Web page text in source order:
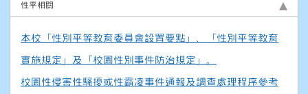
性平相關
本校「性別平等教育委員會設置要點」、「性別平等教育
實施規定」及「校園性別事件防治規定」。
校園性侵害性騷擾或性霸凌事件通報及調查處理程序參考